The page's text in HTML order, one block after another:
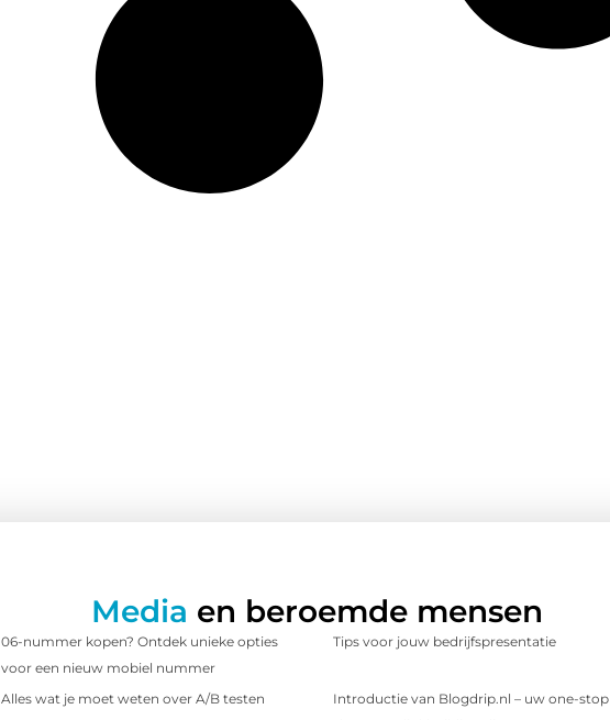
Media en beroemde mensen
06-nummer kopen? Ontdek unieke opties
voor een nieuw mobiel nummer
Tips voor jouw bedrijfspresentatie
Alles wat je moet weten over A/B testen
Introductie van Blogdrip.nl – uw one-stop